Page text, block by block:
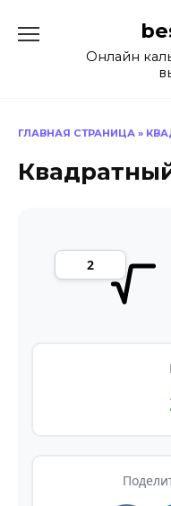
содержаниюОнлайн
ГЛАВНАЯ СТРАНИЦА »